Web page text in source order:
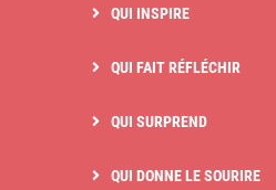
QUI INSPIRE
QUI FAIT RÉFLÉCHIR
QUI SURPREND
QUI DONNE LE SOURIRE